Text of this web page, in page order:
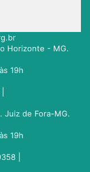
Horizonte - MG.
19h
Juiz de Fora-MG.
19h
|